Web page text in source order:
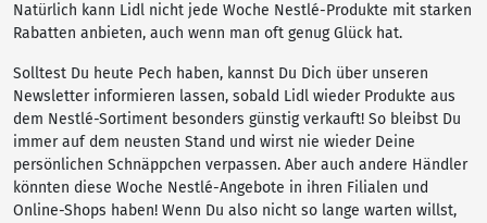
Natürlich kann Lidl nicht jede Woche Nestlé-Produkte mit starken
Rabatten anbieten, auch wenn man oft genug Glück hat.
Solltest Du heute Pech haben, kannst Du Dich über unseren
Newsletter informieren lassen, sobald Lidl wieder Produkte aus
dem Nestlé-Sortiment besonders günstig verkauft! So bleibst Du
immer auf dem neusten Stand und wirst nie wieder Deine
persönlichen Schnäppchen verpassen. Aber auch andere Händler
könnten diese Woche Nestlé-Angebote in ihren Filialen und
Online-Shops haben! Wenn Du also nicht so lange warten willst,